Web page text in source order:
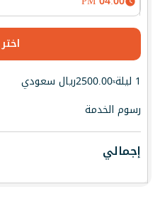
اختر
1 ليلة
x
2500.00ريال سعودي
رسوم الخدمة
إجمالي